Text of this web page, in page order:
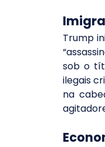
Trump
sob o
ilegais
na